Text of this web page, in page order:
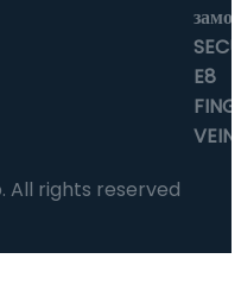
All rights reserved